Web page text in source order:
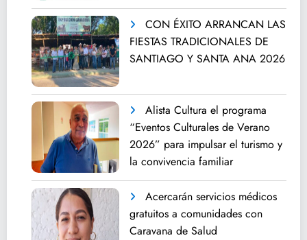
CON ÉXITO ARRANCAN LAS
FIESTAS TRADICIONALES DE
SANTIAGO Y SANTA ANA 2026
Alista Cultura el programa
“Eventos Culturales de Verano
2026” para impulsar el turismo y
la convivencia familiar
Acercarán servicios médicos
gratuitos a comunidades con
Caravana de Salud